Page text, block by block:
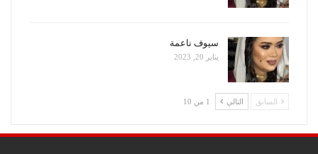
سيوف ناعمة
يناير 20, 2023
السابق التالي 1 من 10